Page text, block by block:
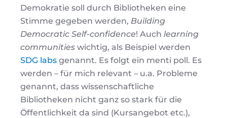
Demokratie soll durch Bibliotheken eine
Stimme gegeben werden, Building
Democratic Self-confidence! Auch learning
communities wichtig, als Beispiel werden
SDG labs genannt. Es folgt ein menti poll. Es
werden – für mich relevant – u.a. Probleme
genannt, dass wissenschaftliche
Bibliotheken nicht ganz so stark für die
Öffentlichkeit da sind (Kursangebot etc.),